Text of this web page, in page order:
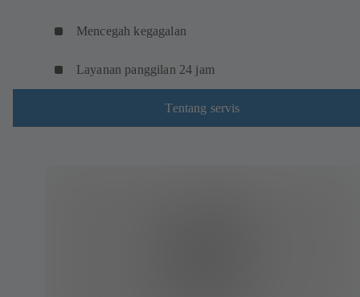
Mencegah kegagalan
Layanan panggilan 24 jam
Tentang servis